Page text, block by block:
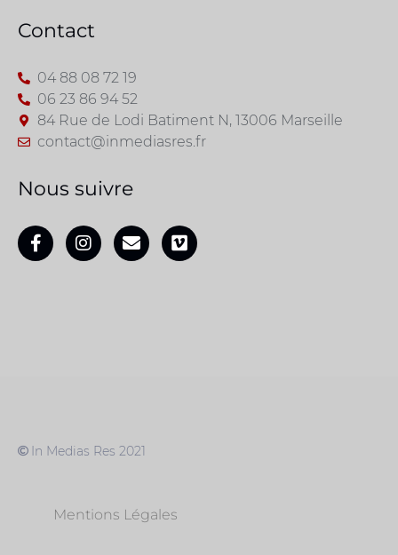
Contact
04 88 08 72 19
06 23 86 94 52
84 Rue de Lodi Batiment N, 13006 Marseille
contact@inmediasres.fr
Nous suivre
In Medias Res 2021
Mentions Légales